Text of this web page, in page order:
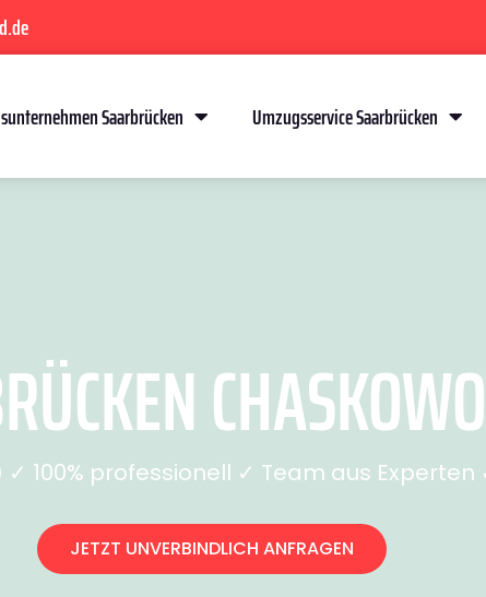
Saarbrücken Umzugsservice Saarbrücken
100% professionell ✓ Team aus
JETZT UNVERBINDLICH ANFRAGEN